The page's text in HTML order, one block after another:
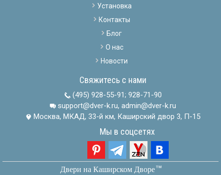
Установка
Контакты
Блог
О нас
Новости
Свяжитесь с нами
(495) 928-55-91; 928-71-90
support@dver-k.ru, admin@dver-k.ru
Москва, МКАД, 33-й км, Каширский двор 3, П-15
Мы в соцсетях
Двери на Каширском Дворетм